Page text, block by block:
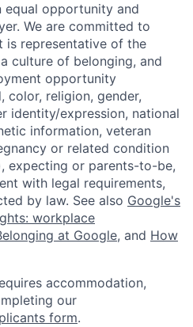
equal opportunity and
We are committed to
is representative of the
culture of belonging, and
opportunity
color, religion, gender,
identity/expression, national
information, veteran
or related condition
expecting or parents-to-be,
with legal requirements,
by law. See also Google's
workplace
at Google, and How
accommodation,
our
form.